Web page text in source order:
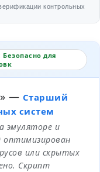
контрольных
Безопасно для
— Старший
систем
эмуляторе и
оптимизирован
или скрытых
Скрипт